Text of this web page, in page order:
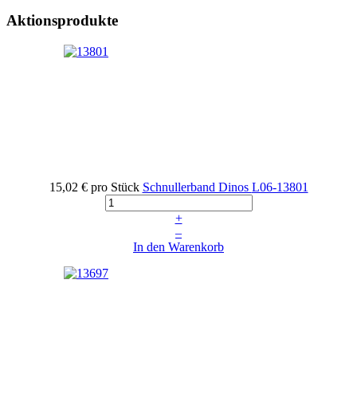
Aktionsprodukte
15,02 € pro Stück Schnullerband Dinos L06-13801
+
–
In den Warenkorb